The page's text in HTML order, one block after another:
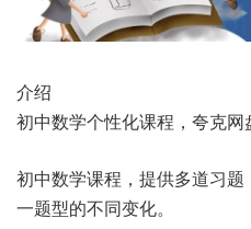
介绍
初中数学个性化课程，夸克网
初中数学课程，提供多道习
一题型的不同变化。